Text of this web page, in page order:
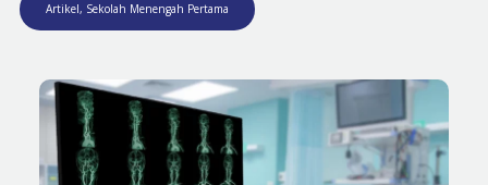
Artikel, Sekolah Menengah Pertama